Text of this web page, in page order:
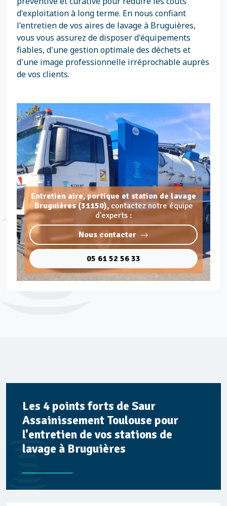
d'exploitation à long terme. En nous confiant
l'entretien de vos aires de lavage à Bruguières,
vous vous assurez de disposer d'équipements
fiables, d'une gestion optimale des déchets et
d'une image professionnelle irréprochable auprès
de vos clients.
Entretien aire, portique et station de lavage
Bruguières (31150), contactez notre équipe
d'experts :
Nous contacter
05 61 52 56 33
Les 4 points forts de Saur
Assainissement Toulouse pour
l'entretien de vos stations de
lavage à Bruguières